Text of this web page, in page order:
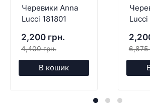
Черевики Anna
Lucci 181801
2,200 грн.
4,400 грн.
В кошик
6,875